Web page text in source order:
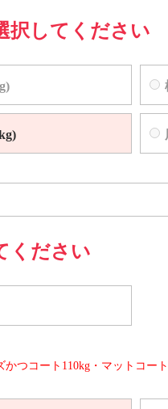
択してください
ください
つコート110kg・マットコー